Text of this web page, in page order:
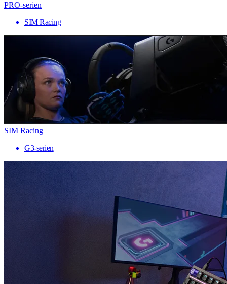
PRO-serien
SIM Racing
SIM Racing
G3-serien